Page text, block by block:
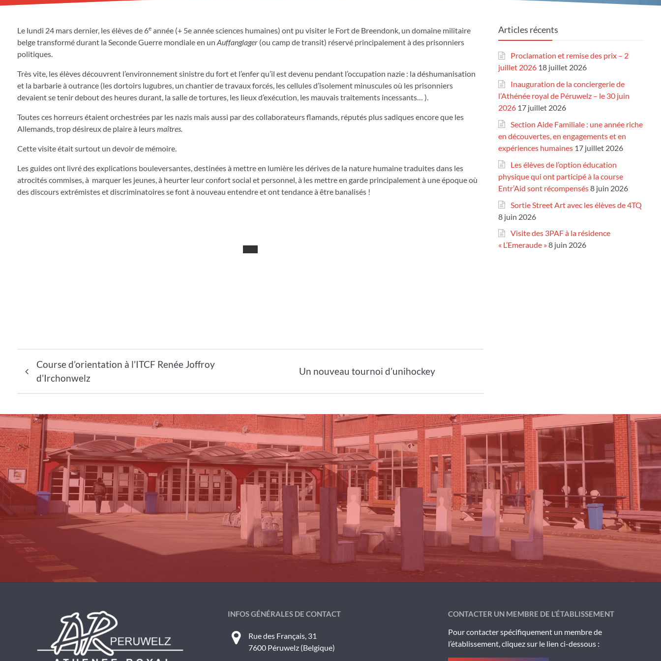
Le lundi 24 mars dernier, les élèves de 6e année (+ 5e année sciences humaines) ont pu visiter le Fort de Breendonk, un domaine militaire
belge transformé durant la Seconde Guerre mondiale en un Auffanglager (ou camp de transit) réservé principalement à des prisonniers
politiques.
Très vite, les élèves découvrent l’environnement sinistre du fort et l’enfer qu’il est devenu pendant l’occupation nazie : la déshumanisation
et la barbarie à outrance (les dortoirs lugubres, un chantier de travaux forcés, les cellules d’isolement minuscules où les prisonniers
devaient se tenir debout des heures durant, la salle de tortures, les lieux d’exécution, les mauvais traitements incessants… ).
Toutes ces horreurs étaient orchestrées par les nazis mais aussi par des collaborateurs flamands, réputés plus sadiques encore que les
Allemands, trop désireux de plaire à leursmaîtres.
Cette visite était surtout un devoir de mémoire.
Les guides ont livré des explications bouleversantes, destinées à mettre en lumière les dérives de la nature humaine traduites dans les
atrocités commises, à marquer les jeunes, à heurter leur confort social et personnel, à les mettre en garde principalement à une époque où
des discours extrémistes et discriminatoires se font à nouveau entendre et ont tendance à être banalisés !
Navigation de l’article
Course d’orientation à l’ITCF Renée Joffroy
d’Irchonwelz
Un nouveau tournoi d’unihockey
Articles récents
Proclamation et remise des prix – 2
juillet 2026 18 juillet 2026
Inauguration de la conciergerie de
l’Athénée royal de Péruwelz – le 30 juin
2026 17 juillet 2026
Section Aide Familiale : une année riche
en découvertes, en engagements et en
expériences humaines 17 juillet 2026
Les élèves de l’option éducation
physique qui ont participé à la course
Entr’Aid sont récompensés8 juin 2026
Sortie Street Art avec les élèves de 4TQ
8 juin 2026
Visite des 3PAF à la résidence
« L’Emeraude »8 juin 2026
INFOS GÉNÉRALES DE CONTACT
Rue des Français, 31
7600 Péruwelz (Belgique)
CONTACTER UN MEMBRE DE L’ÉTABLISSEMENT
Pour contacter spécifiquement un membre de
l’établissement, cliquez sur le lien ci-dessous :